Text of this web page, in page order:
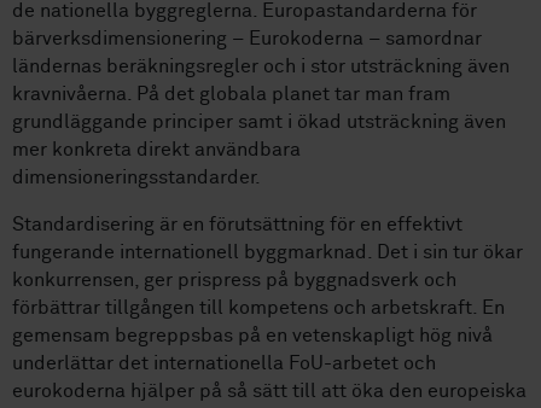
de nationella byggreglerna. Europastandarderna för
bärverksdimensionering – Eurokoderna – samordnar
ländernas beräkningsregler och i stor utsträckning även
kravnivåerna. På det globala planet tar man fram
grundläggande principer samt i ökad utsträckning även
mer konkreta direkt användbara
dimensioneringsstandarder.
Standardisering är en förutsättning för en effektivt
fungerande internationell byggmarknad. Det i sin tur ökar
konkurrensen, ger prispress på byggnadsverk och
förbättrar tillgången till kompetens och arbetskraft. En
gemensam begreppsbas på en vetenskapligt hög nivå
underlättar det internationella FoU-arbetet och
eurokoderna hjälper på så sätt till att öka den europeiska